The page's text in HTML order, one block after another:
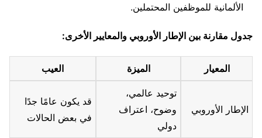
الألمانية للموظفين المحتملين.
جدول مقارنة بين الإطار الأوروبي والمعايير الأخرى:
المعيار الميزة العيب
الإطار الأوروبي
توحيد عالمي،
وضوح، اعتراف
دولي
قد يكون عامًا جدًا
في بعض الحالات